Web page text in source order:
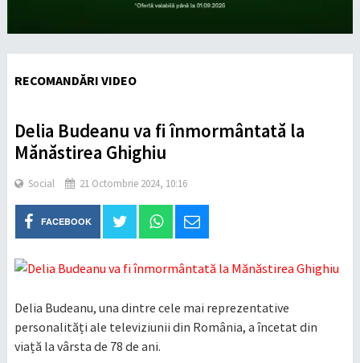
RECOMANDĂRI VIDEO
Delia Budeanu va fi înmormântată la
Mănăstirea Ghighiu
Social 21 Octombrie 2024, 10:16
FACEBOOK
Delia Budeanu, una dintre cele mai reprezentative
personalități ale televiziunii din România, a încetat din
viață la vârsta de 78 de ani.